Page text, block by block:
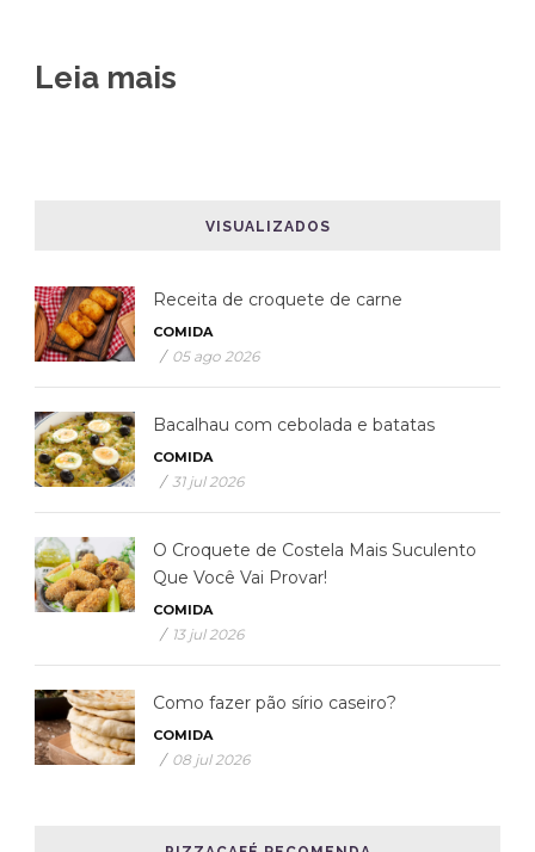
Leia mais
VISUALIZADOS
Receita de croquete de carne
COMIDA
/ 05 ago 2026
Bacalhau com cebolada e batatas
COMIDA
/ 31 jul 2026
O Croquete de Costela Mais Suculento
Que Você Vai Provar!
COMIDA
/ 13 jul 2026
Como fazer pão sírio caseiro?
COMIDA
/ 08 jul 2026